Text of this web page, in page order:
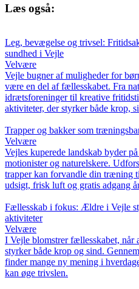
Læs også:
Leg, bevægelse og trivsel:
sundhed i Vejle
Velvære
Vejle bugner af muligheder for
være en del af fællesskabet. Fra
idrætsforeninger til kreative
aktiviteter, der styrker både krop,
Trapper og bakker som
Velvære
Vejles kuperede landskab byder
motionister og naturelskere.
trapper kan forvandle din træning
udsigt, frisk luft og gratis adgang
Fællesskab i fokus: Ældre i Vejle
aktiviteter
Velvære
I Vejle blomstrer fællesskabet, når
styrker både krop og sind.
finder mange ny mening i
kan øge trivslen.